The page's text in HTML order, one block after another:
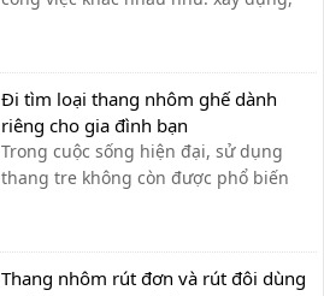
nhôm nào là tốt nhất?
Đi tìm loại thang nhôm ghế dành
riêng cho gia đình bạn
Trong cuộc sống hiện đại, sử dụng
thang tre không còn được phổ biến
an toàn khi sử dụng thang tre truyền
thống. Và ngay cả trong giai đoạn
Thang nhôm rút đơn và rút đôi dùng